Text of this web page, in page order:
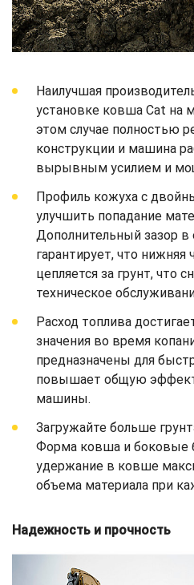
Наилучшая
установке ковша Cat на
этом случае полностью
конструкции и машина
вырывным усилием и
Профиль кожуха с
улучшить попадание
Дополнительный зазор в
гарантирует, что нижняя
цепляется за грунт, что
техническое
Расход топлива
значения во время
предназначены для
повышает общую
машины.
Загружайте больше
Форма ковша и боковые
удержание в ковше
объема материала при
Надежность и прочность